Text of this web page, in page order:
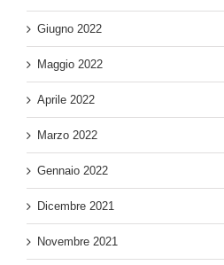
Giugno 2022
Maggio 2022
Aprile 2022
Marzo 2022
Gennaio 2022
Dicembre 2021
Novembre 2021